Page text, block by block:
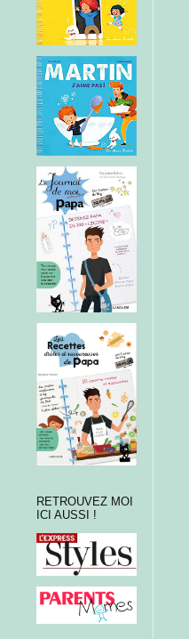
RETROUVEZ MOI
ICI AUSSI !